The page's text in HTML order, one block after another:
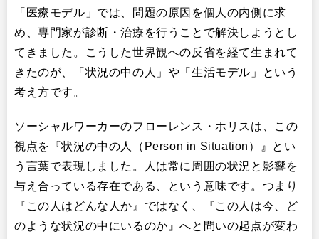
「医療モデル」では、問題の原因を個人の内側に求
め、専門家が診断・治療を行うことで解決しようとし
てきました。こうした世界観への反省を経て生まれて
きたのが、「状況の中の人」や「生活モデル」という
考え方です。
ソーシャルワーカーのフローレンス・ホリスは、この
視点を『状況の中の人（Person in Situation）』とい
う言葉で表現しました。人は常に周囲の状況と影響を
与え合っている存在である、という意味です。つまり
『この人はどんな人か』ではなく、『この人は今、ど
のような状況の中にいるのか』へと問いの起点が変わ